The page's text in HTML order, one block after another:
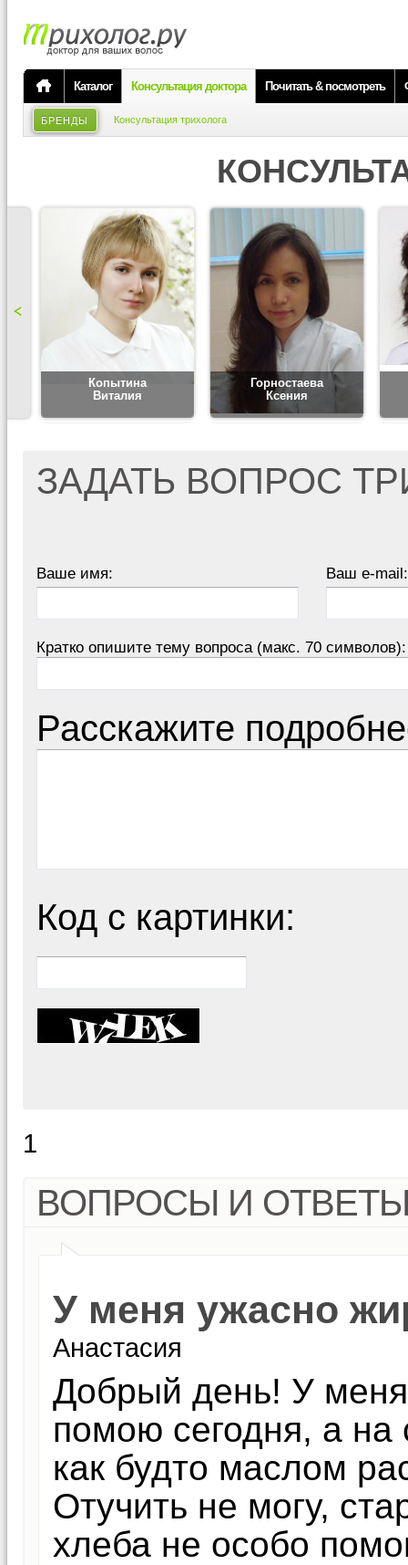
Каталог Консультация доктора Почитать & посмотреть
БРЕНДЫ Консультация трихолога
Копытина
Виталия
Горностаева
Ксения
ЗАДАТЬ ВОПРОС
Ваше имя: Ваш e-mail:
Кратко опишите тему вопроса (макс. 70 символов):
Расскажите
Код с картинки:
1
ВОПРОСЫ И
У меня ужасно
Анастасия
Добрый день! У
помою сегодня, а
как будто маслом
Отучить не могу,
хлеба не особо